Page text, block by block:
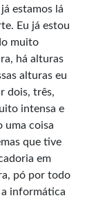
estamos lá
Eu já estou
muito
há alturas
alturas eu
dois, três,
intensa e
uma coisa
que tive
em
pó por todo
a informática